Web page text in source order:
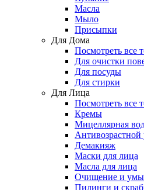
Масла
Мыло
Присыпки
Для Дома
Посмотреть все
Для очистки
Для посуды
Для стирки
Для Лица
Посмотреть все
Кремы
Мицеллярная
Антивозрастной
Демакияж
Маски для лица
Масла для лица
Очищение и
Пилинги и